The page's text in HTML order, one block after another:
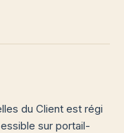
du Client est régi
sur portail-